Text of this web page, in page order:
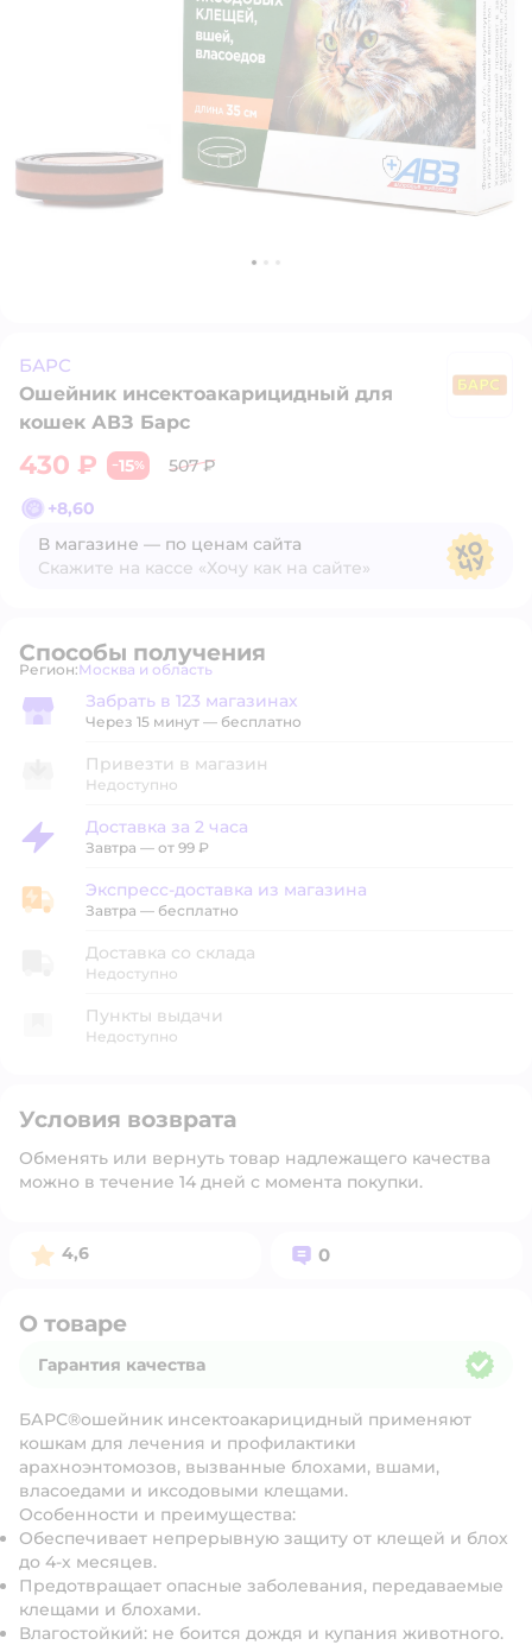
БАРС
Ошейник инсектоакарицидный для
кошек АВЗ Барс
430 ₽ −15%
507 ₽
+8,60
В магазине — по ценам сайта
Скажите на кассе «Хочу как на сайте»
Способы получения
Регион: Выбор адреса доставки.
Москва и область
Забрать в магазине
Забрать в 123 магазинах
Через 15 минут — бесплатно
Привезти в магазин
Недоступно
Доставка за 2 часа
Доставка за 2 часа
Завтра — от 99 ₽
Экспресс-доставка из магазина
Экспресс-доставка из магазина
Завтра — бесплатно
Доставка со склада
Недоступно
Пункты выдачи
Недоступно
Условия возврата
Обменять или вернуть товар надлежащего качества
можно в течение 14 дней с момента покупки.
Рейтинг:
4,6 Вопросов:
0
О товаре
Гарантия качества
БАРС®ошейник инсектоакарицидный применяют
кошкам для лечения и профилактики
арахноэнтомозов, вызванные блохами, вшами,
власоедами и иксодовыми клещами.
Особенности и преимущества:
Обеспечивает непрерывную защиту от клещей и блох
до 4-х месяцев.
Предотвращает опасные заболевания, передаваемые
клещами и блохами.
Влагостойкий: не боится дождя и купания животного.